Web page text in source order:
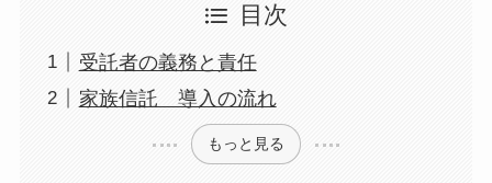
目次
受託者の義務と責任
家族信託 導入の流れ
もっと見る